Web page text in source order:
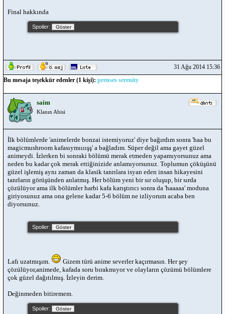
Final hakkında
Spoiler:
31 Ağu 2014 15:36
Bu mesaja teşekkür edenler (1 kişi): prenses serenity
saim
Klanın Abisi
İlk bölümlerde 'animelerde bonzai istemiyoruz' diye bağırdım sonra 'haa bu
magicmushroom kafasıymıııışş' a bağladım. Süper değil ama gayet güzel
animeydi. İzlerken bi sonraki bölümü merak etmeden yapamıyorsunuz ama
neden bu kadar çok merak ettiğinizide anlamıyorsunuz. Toplumun çöküşünü
güzel işlemiş aynı zaman da klasik tanrılara isyan eden insan hikayesini
tanrların görüşünden anlatmış. Her bölüm yeni bir sır oluşup, bir sırda
çözülüyor ama ilk bölümler harbi kafa karıştırıcı sonra da 'haaaaa' moduna
giriyosunuz ama ona gelene kadar 5-6 bölüm ne izliyorum acaba ben
diyorsunuz.
Spoiler:
Lafı uzatmışım.
Gizem türü anime severler kaçırmasın. Her şey
çözülüyor,animede, kafada soru bırakmıyor ve olayların çözümü bölümlere
çok güzel dağıtılmış. İzleyin derim.
Değinmeden bitiremem.
Spoiler: